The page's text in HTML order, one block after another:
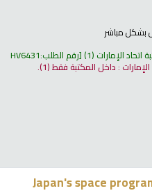
بشكل مباشر
اتحاد الإمارات (1) رقم الطلب:HV6431
الإمارات : داخل المكتبة فقط(1).
Japan's space